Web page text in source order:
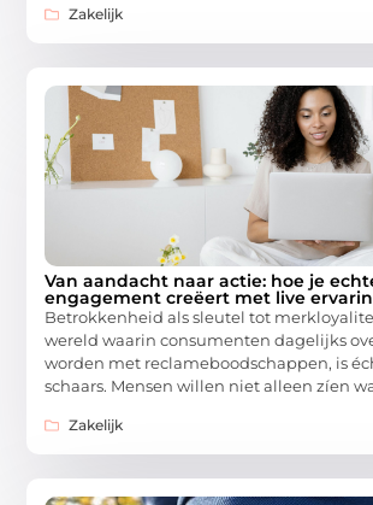
Zakelijk
Van aandacht naar actie: hoe je
engagement creëert met live
Betrokkenheid als sleutel tot
wereld waarin consumenten dagelijks
worden met reclameboodschappen, is
schaars. Mensen willen niet alleen zíen
Zakelijk